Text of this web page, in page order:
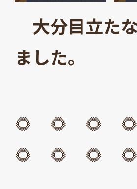
大分目立た
ました。
🌻 🌻 🌻
🌻 🌻 🌻